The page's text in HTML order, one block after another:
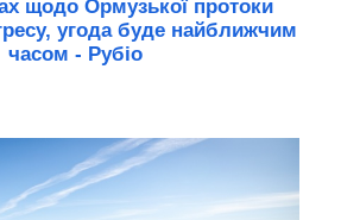
щодо Ормузької протоки
угода буде найближчим
часом - Рубіо